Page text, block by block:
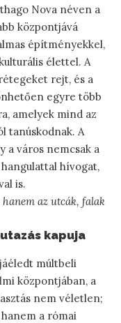
Nova néven a
központjává
építményekkel,
élettel. A
rejt, és a
egyre több
amelyek mind az
tanúskodnak. A
a város nemcsak a
hívogat,
is.
az utcák, falak
kapuja
múltbeli
központjában, a
nem véletlen;
a római